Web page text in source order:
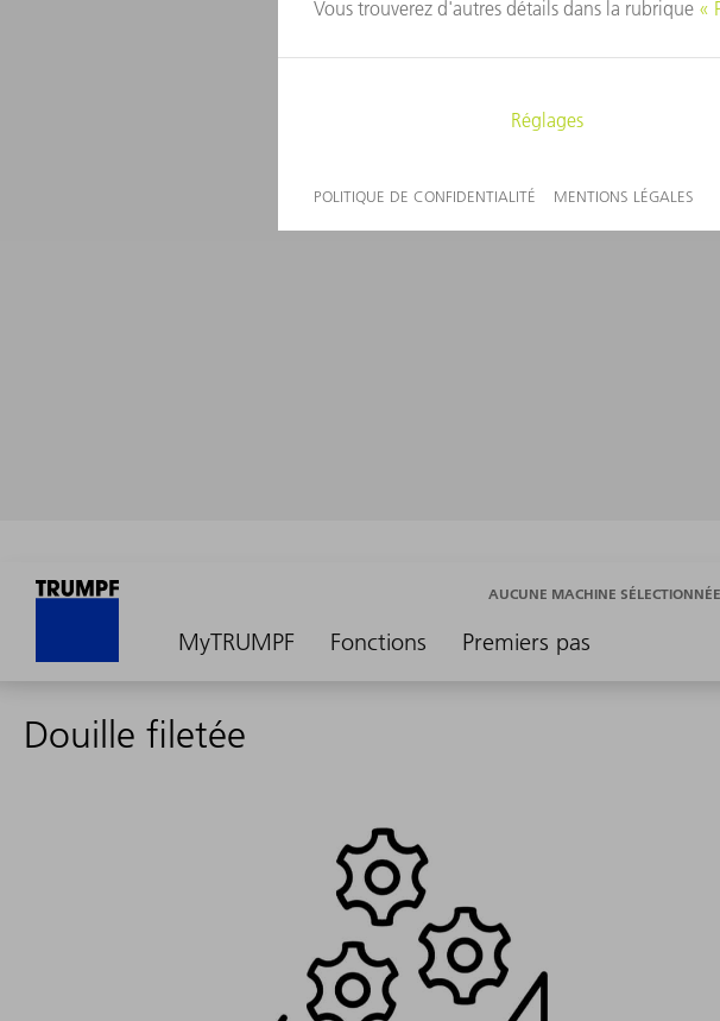
MyTRUMPF Fonctions Premiers pas
AUCUNE MACHINE SÉLECTIONNÉE
Douille filetée